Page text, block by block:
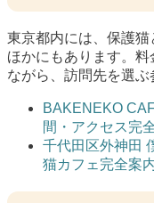
東京都内には、保護
ほかにもあります。
ながら、訪問先を選ぶ
BAKENEKO
間・アクセス完
千代田区外神田
猫カフェ完全案